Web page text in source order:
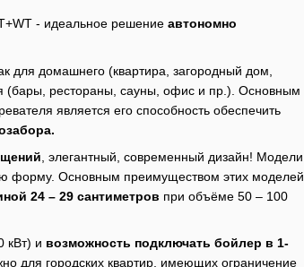
- идеальное решение автономно
для домашнего (квартира, загородный дом,
(бары, рестораны, сауны, офис и пр.). Основным
является его способность обеспечить
, элегантный, современный дизайн! Модели
форму. Основным преимуществом этих моделей
24 – 29 сантиметров при объёме 50 – 100
кВт) и возможность подключать бойлер в 1-
для городских квартир, имеющих ограничение